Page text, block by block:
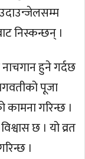
निस्कन्छन् ।
हुने गर्दछ
पूजा
कामना गरिन्छ ।
छ । यो व्रत
।